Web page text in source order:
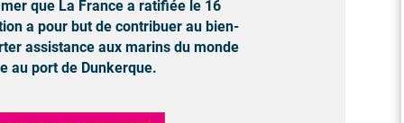
que La France a ratifiée le 16
a pour but de contribuer au bien-
assistance aux marins du monde
au port de Dunkerque.